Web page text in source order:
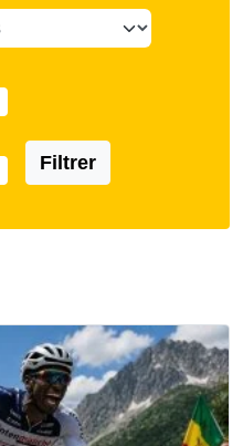
Filtrer